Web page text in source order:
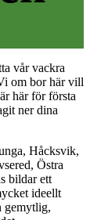
vår vackra
om bor här vill
här för första
ner dina
Håcksvik,
Östra
bildar ett
ideellt
gemytlig,